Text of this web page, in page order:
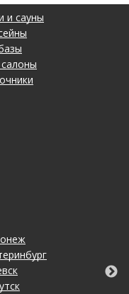
и сауны
Челны
на-Дону
Петербург